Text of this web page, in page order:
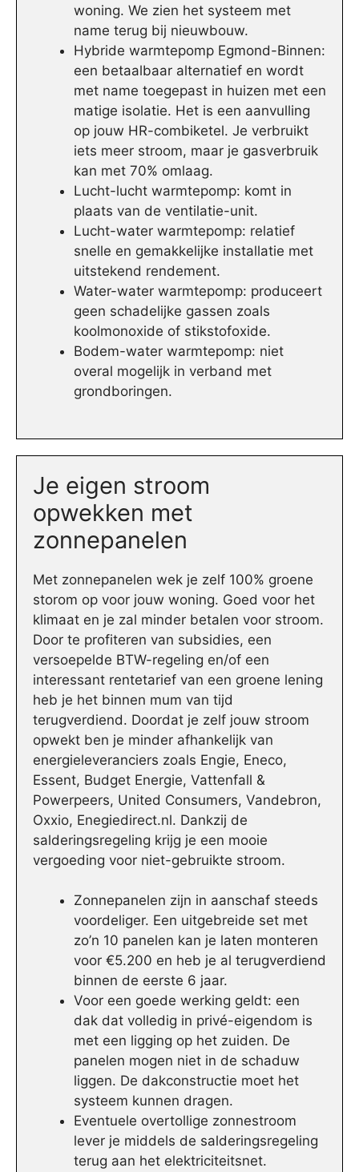
woning. We zien het systeem met
name terug bij nieuwbouw.
Hybride warmtepomp Egmond-Binnen:
een betaalbaar alternatief en wordt
met name toegepast in huizen met een
matige isolatie. Het is een aanvulling
op jouw HR-combiketel. Je verbruikt
iets meer stroom, maar je gasverbruik
kan met 70% omlaag.
Lucht-lucht warmtepomp: komt in
plaats van de ventilatie-unit.
Lucht-water warmtepomp: relatief
snelle en gemakkelijke installatie met
uitstekend rendement.
Water-water warmtepomp: produceert
geen schadelijke gassen zoals
koolmonoxide of stikstofoxide.
Bodem-water warmtepomp: niet
overal mogelijk in verband met
grondboringen.
Je eigen stroom
opwekken met
zonnepanelen
Met zonnepanelen wek je zelf 100% groene
storom op voor jouw woning. Goed voor het
klimaat en je zal minder betalen voor stroom.
Door te profiteren van subsidies, een
versoepelde BTW-regeling en/of een
interessant rentetarief van een groene lening
heb je het binnen mum van tijd
terugverdiend. Doordat je zelf jouw stroom
opwekt ben je minder afhankelijk van
energieleveranciers zoals Engie, Eneco,
Essent, Budget Energie, Vattenfall &
Powerpeers, United Consumers, Vandebron,
Oxxio, Enegiedirect.nl. Dankzij de
salderingsregeling krijg je een mooie
vergoeding voor niet-gebruikte stroom.
Zonnepanelen zijn in aanschaf steeds
voordeliger. Een uitgebreide set met
zo’n 10 panelen kan je laten monteren
voor €5.200 en heb je al terugverdiend
binnen de eerste 6 jaar.
Voor een goede werking geldt: een
dak dat volledig in privé-eigendom is
met een ligging op het zuiden. De
panelen mogen niet in de schaduw
liggen. De dakconstructie moet het
systeem kunnen dragen.
Eventuele overtollige zonnestroom
lever je middels de salderingsregeling
terug aan het elektriciteitsnet.